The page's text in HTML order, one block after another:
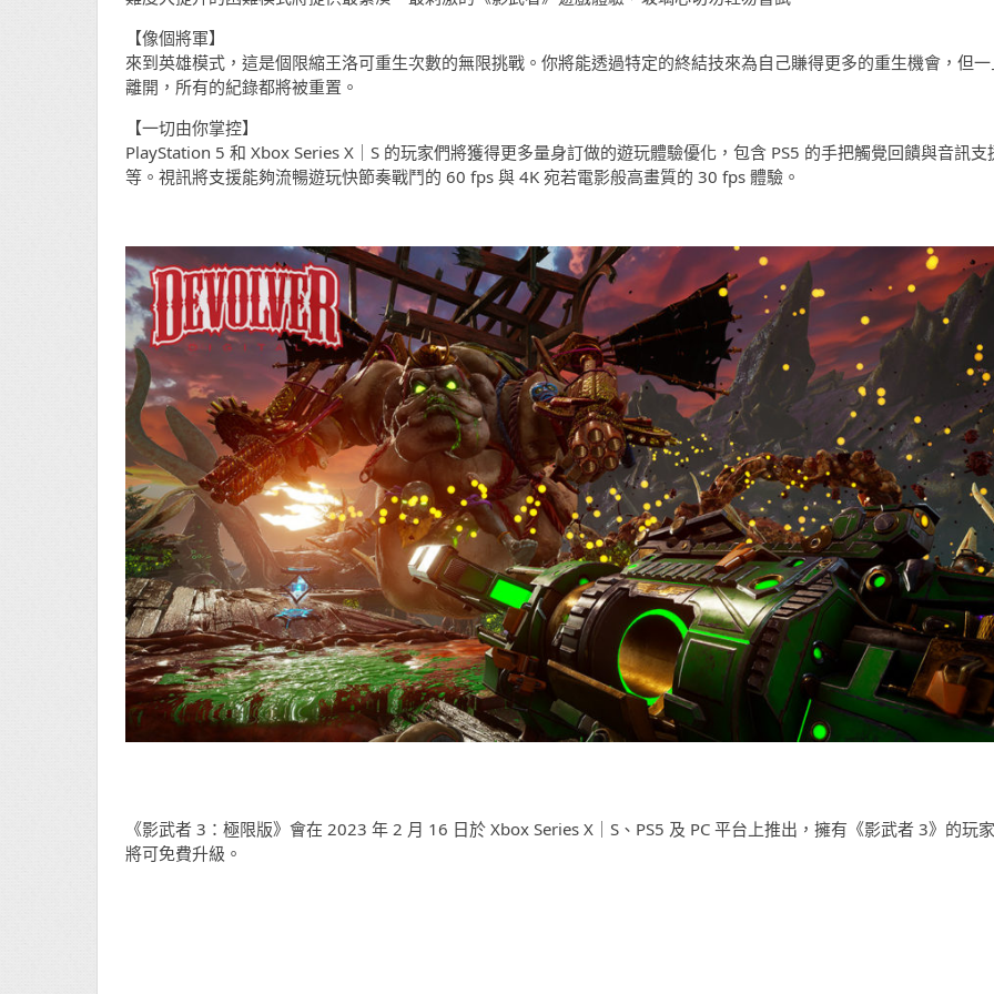
【像個將軍】
來到英雄模式，這是個限縮王洛可重生次數的無限挑戰。你將能透過特定的終結技來為自己賺得更多的重生機會，但
離開，所有的紀錄都將被重置。
【一切由你掌控】
PlayStation 5 和 Xbox Series X｜S 的玩家們將獲得更多量身訂做的遊玩體驗優化，包含 PS5 的手把觸覺回饋與音訊支
等。視訊將支援能夠流暢遊玩快節奏戰鬥的 60 fps 與 4K 宛若電影般高畫質的 30 fps 體驗。
《影武者 3：極限版》會在 2023 年 2 月 16 日於 Xbox Series X｜S、PS5 及 PC 平台上推出，擁有《影武者 3》的玩家
將可免費升級。